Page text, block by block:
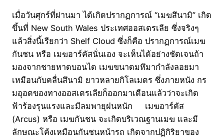
เมื่อวันศุกร์ที่ผ่านมา ได้เกิดปรากฏการณ์ “เมฆสึนามิ” เกิด
ขึ้นที่ New South Wales ประเทศออสเตรเลีย ซึ่งจริงๆ
แล้วสิ่งนี้เรียกว่า Shelf Cloud ซึ่งก็คือ ปรากฏการณ์เมฆ
กันชน หรือ เมฆอาร์คัสนั่นเอง จะเห็นได้อย่างชัดเจนถ้า
มองจากชายหาดบอนได เมฆขนาดมหึมากำลังลอยมา
เหมือนกับคลื่นสึนามิ ยาวหลายกิโลเมตร ซึ่งภายหนัง กร
มอุอตของทางออสเตรเลียก็ออกมาเตือนแล้วว่าจะเกิด
ฟ้าร้องรุนแรงและมีลมพายุฝนหนัก เมฆอาร์คัส
(Arcus) หรือ เมฆกันชน จะเกิดบริเวณฐานเมฆ และมี
ลักษณะโค้งเหมือนกันชนหน้ารถ เกิดจากปฏิกิริยาของ